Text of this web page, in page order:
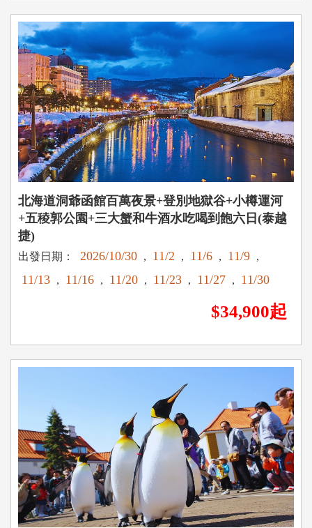
北海道洞爺函館百萬夜景+登別地獄谷+小樽運河
+五稜郭公園+三大蟹和牛酒水吃喝到飽六日(泰越
捷)
出發日期： 2026/10/30 , 11/2 , 11/6 , 11/9 ,
11/13 , 11/16 , 11/20 , 11/23 , 11/27 , 11/30
$34,900起